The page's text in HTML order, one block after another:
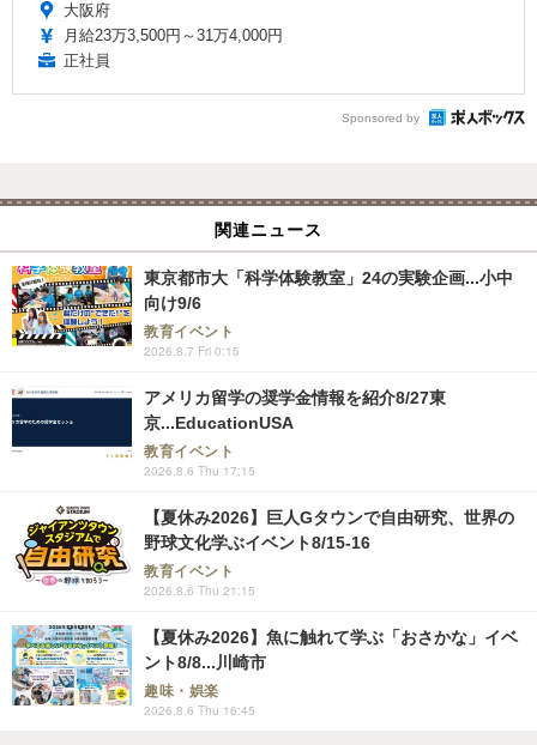
大阪府
月給23万3,500円～31万4,000円
正社員
Sponsored by
関連ニュース
東京都市大「科学体験教室」24の実験企画...小中
向け9/6
教育イベント
2026.8.7 Fri 0:15
アメリカ留学の奨学金情報を紹介8/27東
京...EducationUSA
教育イベント
2026.8.6 Thu 17:15
【夏休み2026】巨人Gタウンで自由研究、世界の
野球文化学ぶイベント8/15-16
教育イベント
2026.8.6 Thu 21:15
【夏休み2026】魚に触れて学ぶ「おさかな」イベ
ント8/8...川崎市
趣味・娯楽
2026.8.6 Thu 16:45